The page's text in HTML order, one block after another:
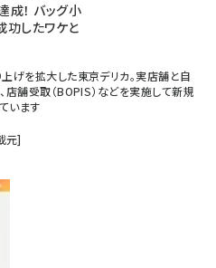
！ バッグ小
功したワケと
げを拡大した東京デリカ。実店舗と自
店舗受取（BOPIS）などを実施して新規
います
元]